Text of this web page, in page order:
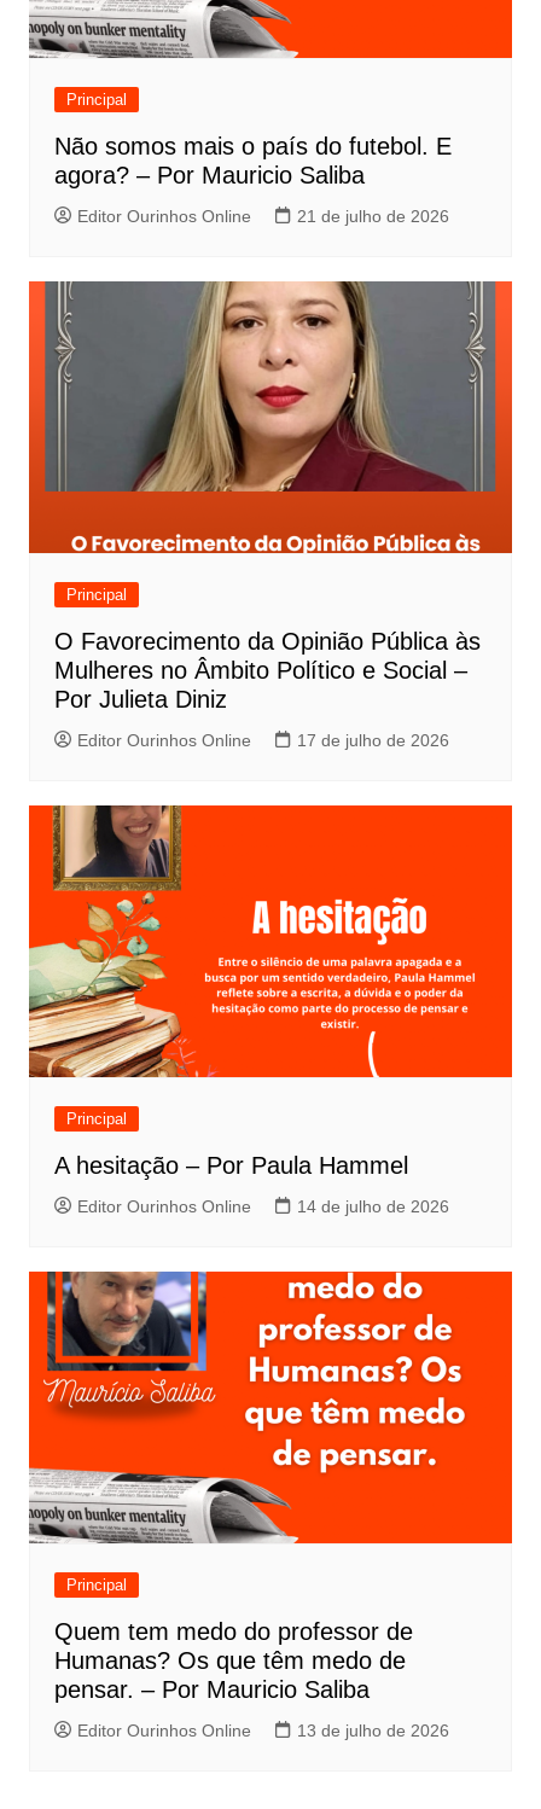
Principal
Não somos mais o país do futebol. E
agora? – Por Mauricio Saliba
Editor Ourinhos Online 21 de julho de 2026
Principal
O Favorecimento da Opinião Pública às
Mulheres no Âmbito Político e Social –
Por Julieta Diniz
Editor Ourinhos Online 17 de julho de 2026
Principal
A hesitação – Por Paula Hammel
Editor Ourinhos Online 14 de julho de 2026
Principal
Quem tem medo do professor de
Humanas? Os que têm medo de
pensar. – Por Mauricio Saliba
Editor Ourinhos Online 13 de julho de 2026